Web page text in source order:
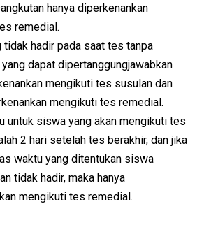
hanya diperkenankan
remedial.
tidak hadir pada saat tes tanpa
dapat dipertanggungjawabkan
mengikuti tes susulan dan
mengikuti tes remedial.
untuk siswa yang akan mengikuti tes
2 hari setelah tes berakhir, dan jika
waktu yang ditentukan siswa
tidak hadir, maka hanya
mengikuti tes remedial.